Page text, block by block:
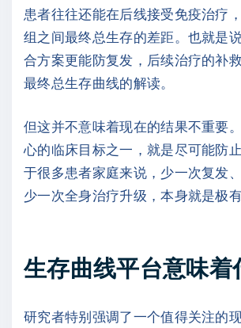
患者往往还能在后线接受免疫治疗
组之间最终总生存的差距。也就是
合方案更能防复发，后续治疗的补
最终总生存曲线的解读。
但这并不意味着现在的结果不重要
心的临床目标之一，就是尽可能防
于很多患者家庭来说，少一次复发
少一次全身治疗升级，本身就是极
生存曲线平台意味着
研究者特别强调了一个值得关注的